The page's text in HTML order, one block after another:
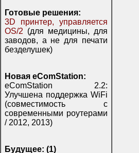
Готовые решения:
3D принтер, управляется
OS/2 (для медицины, для
заводов, а не для печати
безделушек)
Новая eComStation:
eComStation 2.2:
Улучшена поддержка WiFi
(совместимость с
современными роутерами
/ 2012, 2013)
Будущее: (1)